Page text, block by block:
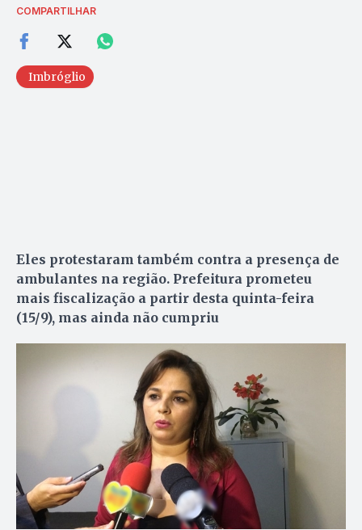
COMPARTILHAR
Imbróglio
Eles protestaram também contra a presença de
ambulantes na região. Prefeitura prometeu
mais fiscalização a partir desta quinta-feira
(15/9), mas ainda não cumpriu